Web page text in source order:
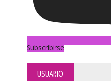
Subscribirse
USUARIO